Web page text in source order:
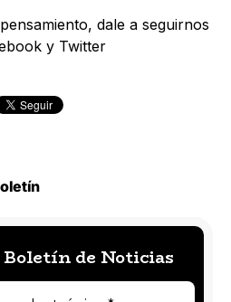
dale a seguirnos
y Twitter
de Noticias